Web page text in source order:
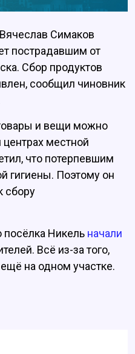
Симаков
пострадавшим от
Сбор продуктов
сообщил чиновник
и вещи можно
центрах местной
что потерпевшим
гигиены. Поэтому он
сбору
Никель начали
Всё из-за того,
на одном участке.